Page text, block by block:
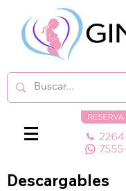
Descargables